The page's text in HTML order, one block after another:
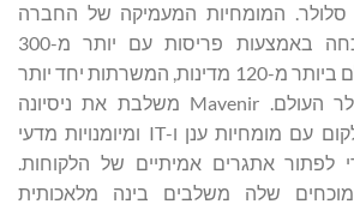
סלולר. המומחיות המעמיקה של החברה
בתחום הטלקום הוכחה באמצעות פריסות עם יותר מ-300
מפעילות ברחבי העולם ביותר מ-120 מדינות, המשרתות יחד יותר
מ-50% ממנויי הסלולר העולם. Mavenir משלבת את ניסיונה
המעמיק בתחום הטלקום עם מומחיות ענן ו-IT ומיומנויות מדעי
לפתור אתגרים אמיתיים של הלקוחות.
שלה משלבים בינה מלאכותית